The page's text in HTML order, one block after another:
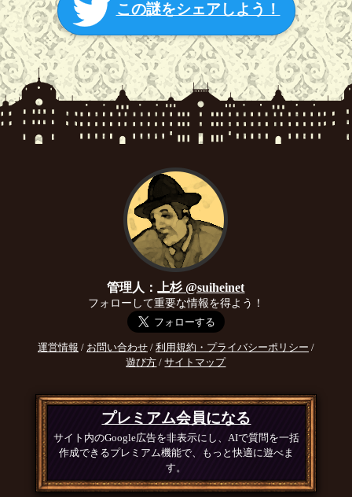
この謎をシェアしよう！
管理人：上杉 @suiheinet
フォローして重要な情報を得よう！
運営情報 / お問い合わせ/ 利用規約・プライバシーポリシー /
遊び方 /サイトマップ
プレミアム会員になる
サイト内のGoogle広告を非表示にし、AIで質問を一括
作成できるプレミアム機能で、もっと快適に遊べま
す。